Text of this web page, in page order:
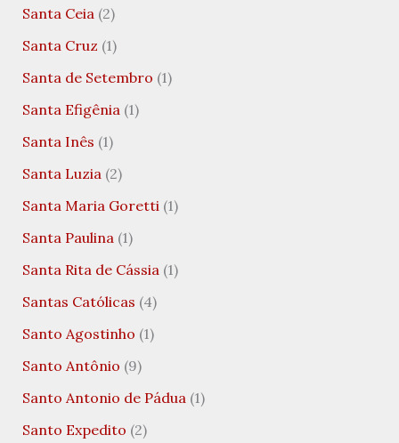
Santa Ceia(2)
Santa Cruz (1)
Santa de Setembro (1)
Santa Efigênia(1)
Santa Inês (1)
Santa Luzia(2)
Santa Maria Goretti(1)
Santa Paulina(1)
Santa Rita de Cássia(1)
Santas Católicas (4)
Santo Agostinho (1)
Santo Antônio (9)
Santo Antonio de Pádua(1)
Santo Expedito (2)